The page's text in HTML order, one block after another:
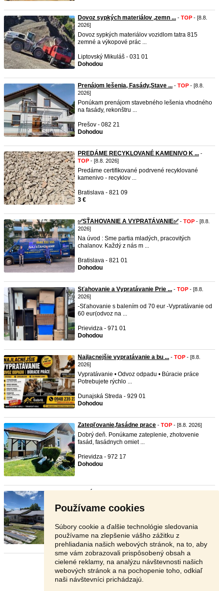
Používame cookies
Súbory cookie a ďalšie technológie sledovania
používame na zlepšenie vášho zážitku z
prehliadania našich webových stránok, na to, aby
sme vám zobrazovali prispôsobený obsah a
cielené reklamy, na analýzu návštevnosti našich
webových stránok a na pochopenie toho, odkiaľ
naši návštevníci prichádzajú.
Dovoz sypkých materiálov ,zemn ... - TOP - [8.8.
2026]
Dovoz sypkých materiálov vozidlom tatra 815
zemné a výkopové prác ...
Liptovský Mikuláš - 031 01
Dohodou
Prenájom lešenia, Fasády,Stave ... - TOP - [8.8.
2026]
Ponúkam prenájom stavebného lešenia vhodného
na fasády, rekonštru ...
Prešov - 082 21
Dohodou
PREDÁME RECYKLOVANÉ KAMENIVO K ... -
TOP - [8.8. 2026]
Predáme certifikované podrvené recyklované
kamenivo - recyklov ...
Bratislava - 821 09
3 €
✅SŤAHOVANIE A VYPRATÁVANIE✅- TOP - [8.8.
2026]
Na úvod : Sme partia mladých, pracovitých
chalanov. Každý z nás m ...
Bratislava - 821 01
Dohodou
Sťahovanie a Vypratávanie Prie ... - TOP - [8.8.
2026]
-Sťahovanie s balením od 70 eur -Vypratávanie od
60 eur(odvoz na ...
Prievidza - 971 01
Dohodou
Najlacnejšie vypratávanie a bu ... - TOP - [8.8.
2026]
Vypratávanie • Odvoz odpadu • Búracie práce
Potrebujete rýchlo ...
Dunajská Streda - 929 01
Dohodou
Zatepľovanie,fasádne prace - TOP - [8.8. 2026]
Dobrý deň. Ponúkame zateplenie, zhotovenie
fasád, fasádnych omiet ...
Prievidza - 972 17
Dohodou
Tesárske a stavebne prace
Trebišov - 076 62
Dohodou
Stránka: 1 2 3 Ďalšia